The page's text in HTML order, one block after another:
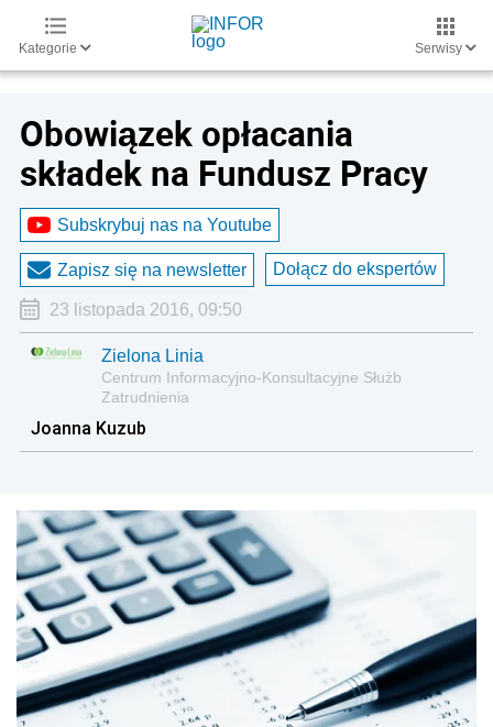
Kategorie Serwisy
Obowiązek opłacania
składek na Fundusz Pracy
Subskrybuj nas na Youtube
Zapisz się na newsletter Dołącz do ekspertów
23 listopada 2016, 09:50
Zielona Linia
Centrum Informacyjno-Konsultacyjne Służb
Zatrudnienia
Joanna Kuzub